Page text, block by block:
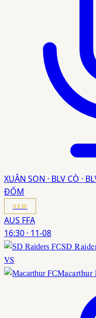
XUÂN SON · BLV CÒ ·
ĐỐM
XEM
AUS FFA
16:30 · 11-08
SD
VS
Macarthur